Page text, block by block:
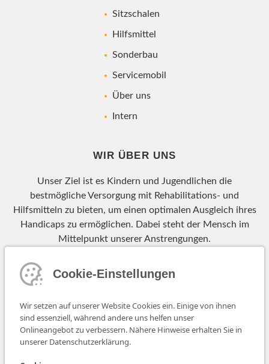
Sitzschalen
Hilfsmittel
Sonderbau
Servicemobil
Über uns
Intern
WIR ÜBER UNS
Unser Ziel ist es Kindern und Jugendlichen die
bestmögliche Versorgung mit Rehabilitations- und
Hilfsmitteln zu bieten, um einen optimalen Ausgleich ihres
Handicaps zu ermöglichen. Dabei steht der Mensch im
Mittelpunkt unserer Anstrengungen.
Röntgenstr. 7a
D-48599 Gronau
Cookie-Einstellungen
Wir setzen auf unserer Website Cookies ein. Einige von ihnen
sind essenziell, während andere uns helfen unser
Onlineangebot zu verbessern. Nähere Hinweise erhalten Sie in
unserer Datenschutzerklärung.